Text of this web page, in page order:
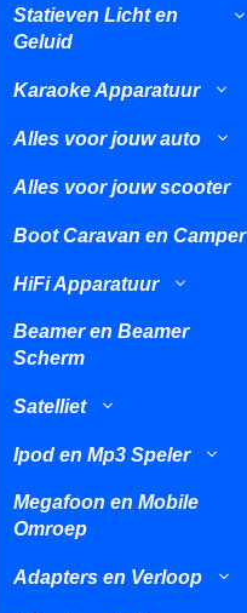
Statieven Licht en
Geluid
Karaoke Apparatuur
Alles voor jouw auto
Alles voor jouw scooter
Boot Caravan en Camper
HiFi Apparatuur
Beamer en Beamer
Scherm
Satelliet
Ipod en Mp3 Speler
Megafoon en Mobile
Omroep
Adapters en Verloop